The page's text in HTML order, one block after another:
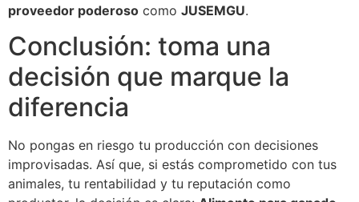
proveedor poderoso como JUSEMGU.
Conclusión: toma una
decisión que marque la
diferencia
No pongas en riesgo tu producción con decisiones
improvisadas. Así que, si estás comprometido con tus
animales, tu rentabilidad y tu reputación como